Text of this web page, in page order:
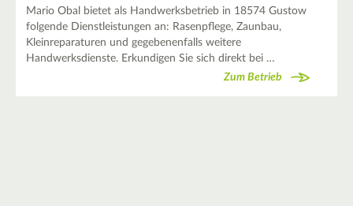
Mario Obal bietet als Handwerksbetrieb in 18574 Gustow
folgende Dienstleistungen an: Rasenpflege, Zaunbau,
Kleinreparaturen und gegebenenfalls weitere
Handwerksdienste. Erkundigen Sie sich direkt bei …
Zum Betrieb